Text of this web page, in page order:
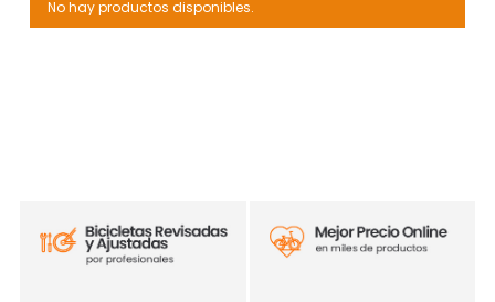
No hay productos disponibles.